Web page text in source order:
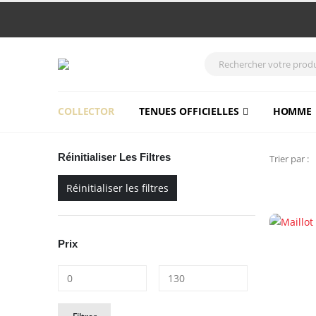
COLLECTOR TENUES OFFICIELLES HOMME
Trier par :
Réinitialiser Les Filtres
Réinitialiser les filtres
Prix